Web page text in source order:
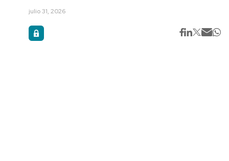
julio 31, 2026